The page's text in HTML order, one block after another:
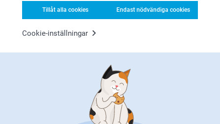
Tillåt alla cookies Endast nödvändiga cookies
Cookie-inställningar
Ange din e-postadress här